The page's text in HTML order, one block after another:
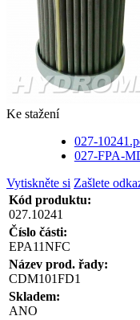
Ke stažení
027-
027-FPA-
Vytiskněte si Zašlete
Kód produktu:
027.10241
Číslo části:
EPA11NFC
Název prod. řady:
CDM101FD1
Skladem:
ANO